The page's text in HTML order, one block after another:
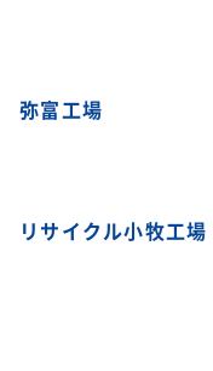
弥富工場
リサイクル小牧工場